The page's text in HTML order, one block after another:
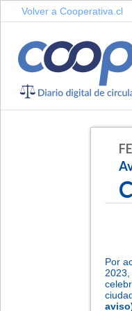
Volver a Cooperativa.cl
Por